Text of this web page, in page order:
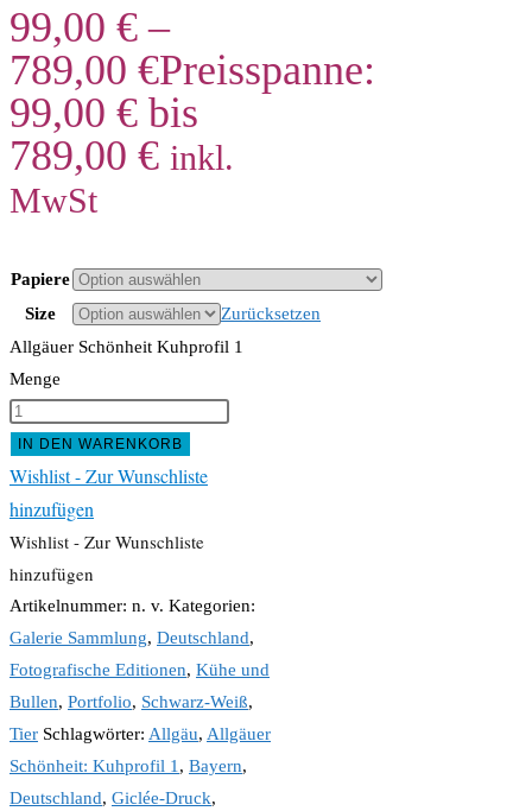
99,00 € –
789,00 €Preisspanne:
99,00 € bis
789,00 € inkl.
MwSt
Papiere
Size
Zurücksetzen
Allgäuer Schönheit Kuhprofil 1
Menge
IN DEN WARENKORB
Wishlist - Zur Wunschliste
hinzufügen
Wishlist - Zur Wunschliste
hinzufügen
Artikelnummer: n. v. Kategorien:
Galerie Sammlung, Deutschland,
Fotografische Editionen, Kühe und
Bullen, Portfolio, Schwarz-Weiß,
Tier Schlagwörter: Allgäu, Allgäuer
Schönheit: Kuhprofil 1, Bayern,
Deutschland, Giclée-Druck,